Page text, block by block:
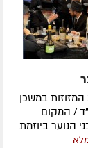
במשכן
/ המקום
הנוער ביוזמת